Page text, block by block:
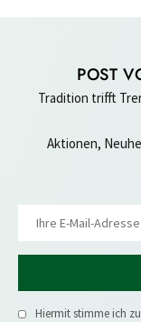
POST
Tradition trifft
Aktionen,
Hiermit stimme ich